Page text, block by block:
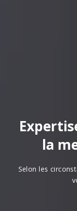
la
Selon les